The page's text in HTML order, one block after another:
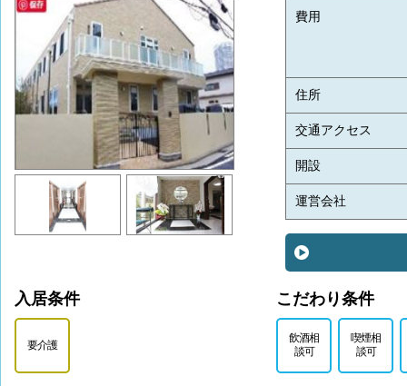
費用
住所
交通アクセス
開設
運営会社
入居条件
要介護
こだわり条件
飲酒相
談可
喫煙相
談可